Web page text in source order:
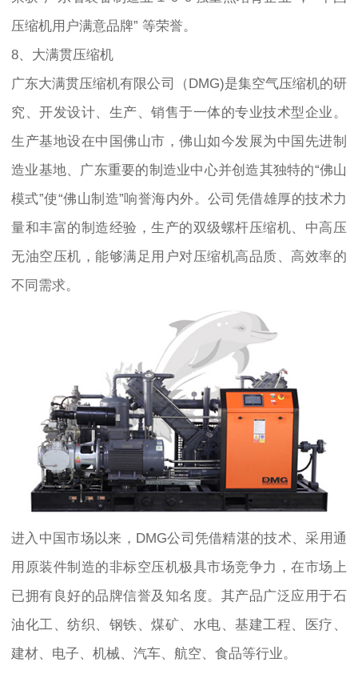
压缩机用户满意品牌” 等荣誉。
8、大满贯压缩机
广东大满贯压缩机有限公司（DMG)是集空气压缩机的研
究、开发设计、生产、销售于一体的专业技术型企业。
生产基地设在中国佛山市，佛山如今发展为中国先进制
造业基地、广东重要的制造业中心并创造其独特的“佛山
模式”使“佛山制造”响誉海内外。公司凭借雄厚的技术力
量和丰富的制造经验，生产的双级螺杆压缩机、中高压
无油空压机，能够满足用户对压缩机高品质、高效率的
不同需求。
进入中国市场以来，DMG公司凭借精湛的技术、采用通
用原装件制造的非标空压机极具市场竞争力，在市场上
已拥有良好的品牌信誉及知名度。其产品广泛应用于石
油化工、纺织、钢铁、煤矿、水电、基建工程、医疗、
建材、电子、机械、汽车、航空、食品等行业。